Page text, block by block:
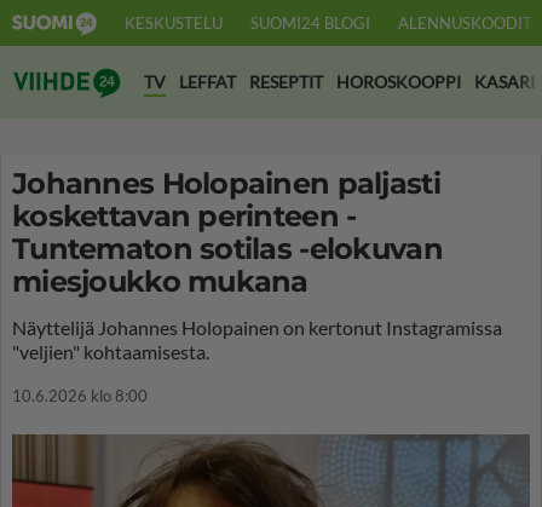
KESKUSTELU SUOMI24 BLOGI ALENNUSKOODIT
Suomi24 Viihde
TV LEFFAT RESEPTIT HOROSKOOPPI KASARI
Johannes Holopainen paljasti
koskettavan perinteen -
Tuntematon sotilas -elokuvan
miesjoukko mukana
Näyttelijä Johannes Holopainen on kertonut Instagramissa
"veljien" kohtaamisesta.
10.6.2026 klo 8:00